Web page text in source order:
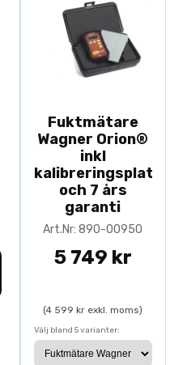
Fuktmätare
Wagner Orion®
inkl
kalibreringsplatta
och 7 års
garanti
Art.Nr: 890-00950
5 749 kr
(4 599 kr exkl. moms)
Välj bland 5 varianter: